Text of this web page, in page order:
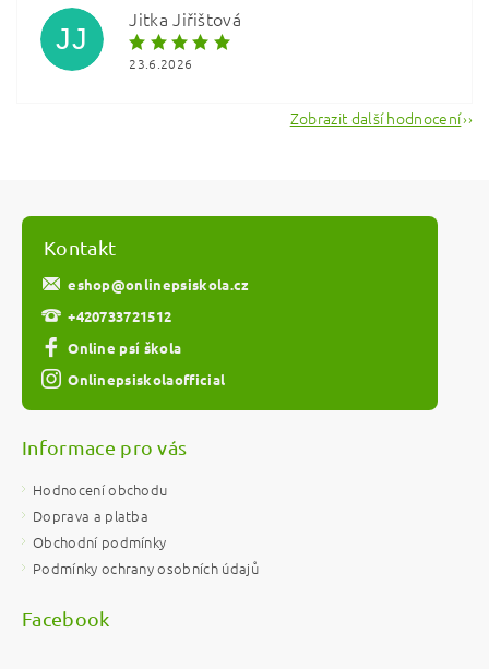
JJ
Jitka Jiřištová
23.6.2026
Zobrazit další hodnocení
Kontakt
eshop@onlinepsiskola.cz
+420733721512
Online psí škola
Onlinepsiskolaofficial
Informace pro vás
Hodnocení obchodu
Doprava a platba
Obchodní podmínky
Podmínky ochrany osobních údajů
Facebook